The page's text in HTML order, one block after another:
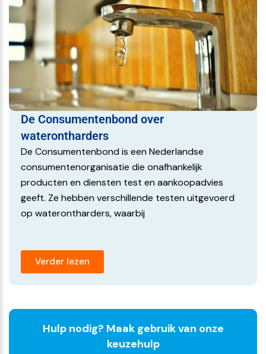
De Consumentenbond over
waterontharders
De Consumentenbond is een Nederlandse
consumentenorganisatie die onafhankelijk
producten en diensten test en aankoopadvies
geeft. Ze hebben verschillende testen uitgevoerd
op waterontharders, waarbij
Verder lezen
Hulp nodig? Maak gebruik van onze
keuzehulp